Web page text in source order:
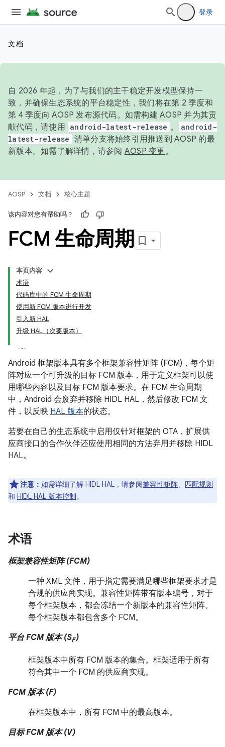
登录
文档
自 2026 年起，为了与我们的主干稳定开发模型保持一
致，并确保生态系统的平台稳定性，我们将在第 2 季度和
第 4 季度向 AOSP 发布源代码。如需构建 AOSP 并为其贡
献代码，请使用 android-latest-release 。
android-
latest-release 清单分支将始终引用推送到 AOSP 的最
新版本。如需了解详情，请参阅 AOSP 变更。
AOSP 文档 核心主题
该内容对您有帮助吗？
FCM 生命周期
本页内容
术语
代码库中的 FCM 生命周期
使用新 FCM 版本进行开发
引入新 HAL
升级 HAL（次要版本）
Android 框架版本具有多个框架兼容性矩阵 (FCM)，每个矩
阵对应一个可升级的目标 FCM 版本，用于定义框架可以使
用哪些内容以及目标 FCM 版本要求。在 FCM 生命周期
中，Android 会废弃并移除 HIDL HAL，然后修改 FCM 文
件，以反映 HAL 版本的状态。
若要在自己的生态系统中启用仅针对框架的 OTA，扩展供
应商接口的合作伙伴还应使用相同的方法弃用并移除 HIDL
HAL。
注意： 如需详细了解 HIDL HAL，请参阅兼容性矩阵、 匹配规则
和 HIDL HAL 版本控制。
术语
框架兼容性矩阵 (FCM)
一种 XML 文件，用于指定需要满足哪些框架要求才是
合规的供应商实现。兼容性矩阵带有版本编号，对于
每个框架版本，都会冻结一个新版本的兼容性矩阵。
每个框架版本都包含多个 FCM。
平台 FCM 版本 (SF)
框架版本中所有 FCM 版本的集合。框架适用于所有
符合其中一个 FCM 的供应商实现。
FCM 版本 (F)
在框架版本中，所有 FCM 中的最高版本。
目标 FCM 版本 (V)